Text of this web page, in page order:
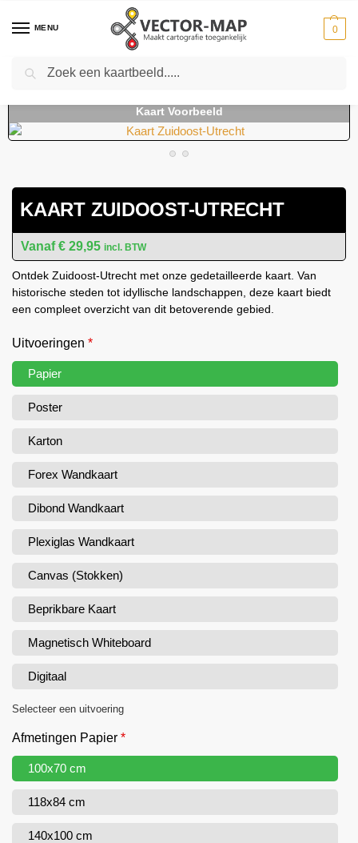
MENU 0
Home Kaarten - Regio kaarten
KAART ZUIDOOST-UTRECHT
€ 29,95 incl. BTW
Ontdek Zuidoost-Utrecht met onze gedetailleerde kaart. Van
historische steden tot idyllische landschappen, deze kaart biedt
een compleet overzicht van dit betoverende gebied.
Uitvoeringen *
Papier
Poster
Karton
Forex Wandkaart
Dibond Wandkaart
Plexiglas Wandkaart
Canvas (Stokken)
Beprikbare Kaart
Magnetisch Whiteboard
Digitaal
Selecteer een uitvoering
Afmetingen Papier *
100x70 cm
118x84 cm
140x100 cm